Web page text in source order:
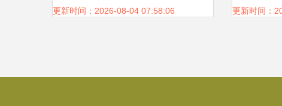
能开启工业新纪元
更新时间：2026-08-04 07:58:06 更新时间：